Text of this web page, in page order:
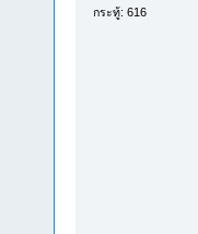
กระทู้: 616